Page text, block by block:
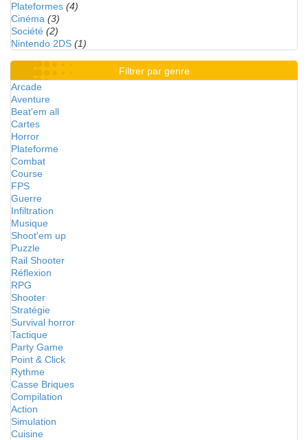
Plateformes (4)
Cinéma (3)
Société (2)
Nintendo 2DS (1)
Filtrer par genre
Arcade
Aventure
Beat'em all
Cartes
Horror
Plateforme
Combat
Course
FPS
Guerre
Infiltration
Musique
Shoot'em up
Puzzle
Rail Shooter
Réflexion
RPG
Shooter
Stratégie
Survival horror
Tactique
Party Game
Point & Click
Rythme
Casse Briques
Compilation
Action
Simulation
Cuisine